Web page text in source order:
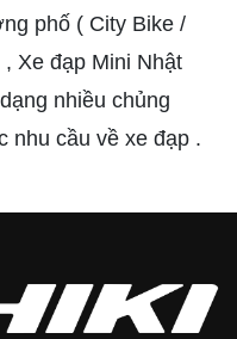
phố ( City Bike /
Xe đạp Mini Nhật
nhiều chủng
nhu cầu về xe đạp .